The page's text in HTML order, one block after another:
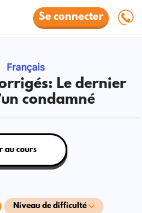
Se connecter
Français
Le dernier
condamné
Niveau de difficulté
au cours